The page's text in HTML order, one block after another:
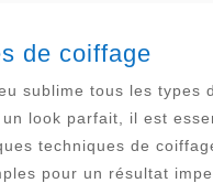
de coiffage
sublime tous les types
look parfait, il est
techniques de
pour un résultat